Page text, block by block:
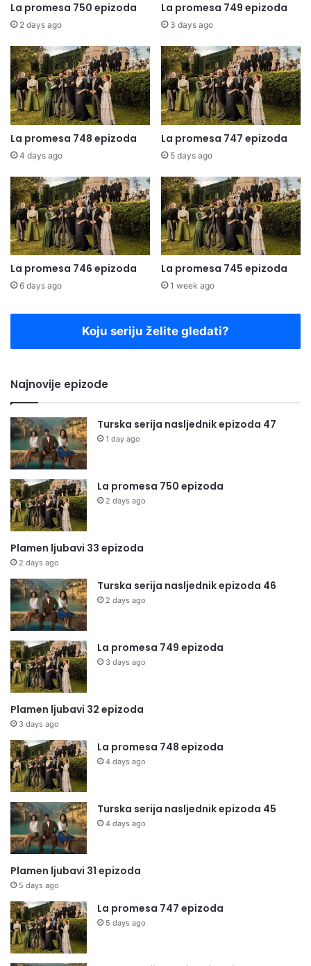
La promesa 750 epizoda
2 days ago
La promesa 749 epizoda
3 days ago
La promesa 748 epizoda
4 days ago
La promesa 747 epizoda
5 days ago
La promesa 746 epizoda
6 days ago
La promesa 745 epizoda
1 week ago
Koju seriju želite gledati?
Najnovije epizode
Turska serija nasljednik epizoda 47
1 day ago
La promesa 750 epizoda
2 days ago
Plamen ljubavi 33 epizoda
2 days ago
Turska serija nasljednik epizoda 46
2 days ago
La promesa 749 epizoda
3 days ago
Plamen ljubavi 32 epizoda
3 days ago
La promesa 748 epizoda
4 days ago
Turska serija nasljednik epizoda 45
4 days ago
Plamen ljubavi 31 epizoda
5 days ago
La promesa 747 epizoda
5 days ago